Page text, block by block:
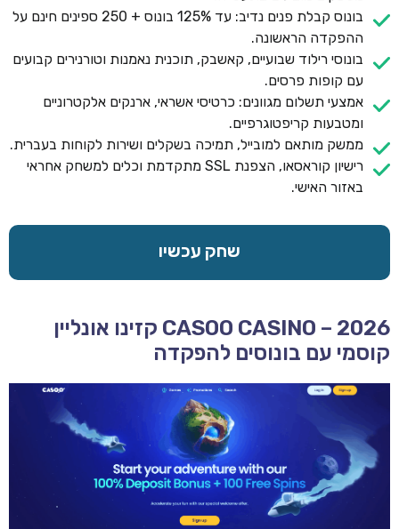
בונוס קבלת פנים נדיב: עד 125% בונוס + 250 ספינים חינם על
ההפקדה הראשונה.
בונוסי רילוד שבועיים, קאשבק, תוכנית נאמנות וטורנירים קבועים
עם קופות פרסים.
אמצעי תשלום מגוונים: כרטיסי אשראי, ארנקים אלקטרוניים
ומטבעות קריפטוגרפיים.
ממשק מותאם למובייל, תמיכה בשקלים ושירות לקוחות בעברית.
רישיון קוראסאו, הצפנת SSL מתקדמת וכלים למשחק אחראי
באזור האישי.
שחק עכשיו
CASOO CASINO – 2026 קזינו אונליין
קוסמי עם בונוסים להפקדה